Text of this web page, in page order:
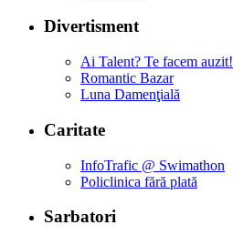
Divertisment
Ai Talent? Te facem auzit!
Romantic Bazar
Luna Damenţială
Caritate
InfoTrafic @ Swimathon
Policlinica fără plată
Sarbatori